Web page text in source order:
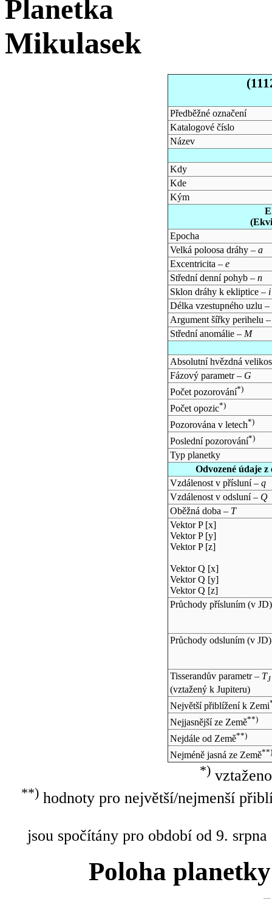
Planetka
Mikulasek
Předběžné označení
Katalogové číslo
Název
Kdy
Kde
Kým
Epocha
Velká poloosa dráhy – a
Excentricita – e
Střední denní pohyb – n
Sklon dráhy k ekliptice – i
Délka vzestupného uzlu –
Argument šířky perihelu
Střední anomálie – M
Absolutní hvězdná
Fázový parametr – G
Počet pozorování*)
Počet opozic*)
Pozorována v letech*)
Poslední pozorování*)
Typ planetky
Odvozené údaje
Vzdálenost v přísluní – q
Vzdálenost v odsluní – Q
Oběžná doba – T
Vektor P [x]
Vektor P [y]
Vektor P [z]
Vektor Q [x]
Vektor Q [y]
Vektor Q [z]
Průchody přísluním (v JD)
Průchody odsluním (v JD)
Tisserandův parametr – TJ
(vztažený k Jupiteru)
Největší přiblížení k Zemi
Nejjasnější ze Země**)
Nejdále od Země**)
Nejméně jasná ze Země**)
*)
**)hodnoty pro největší/nejmenší
jsou spočítány pro období od 9.
Poloha